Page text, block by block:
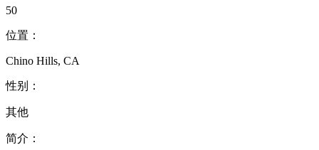
50
位置：
Chino Hills, CA
性别：
其他
简介：